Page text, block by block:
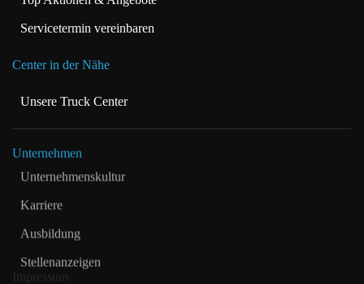
Servicetermin vereinbaren
Center in der Nähe
Unsere Truck Center
Unternehmen
Stellenanzeigen